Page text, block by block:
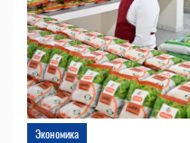
Экономика